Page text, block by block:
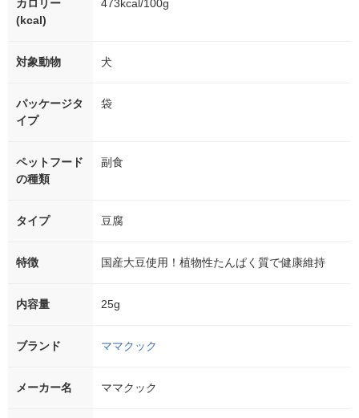
カロリー
(kcal)
473kcal/100g
対象動物 犬
パッケージタ
イプ
袋
ペットフード
の種類
副食
タイプ 豆腐
特徴 国産大豆使用！植物性たんぱく質で健康維持
内容量 25g
ブランド ママクック
メーカー名 ママクック